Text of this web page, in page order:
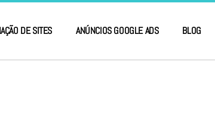
DE SITES ANÚNCIOS GOOGLE ADS BLOG